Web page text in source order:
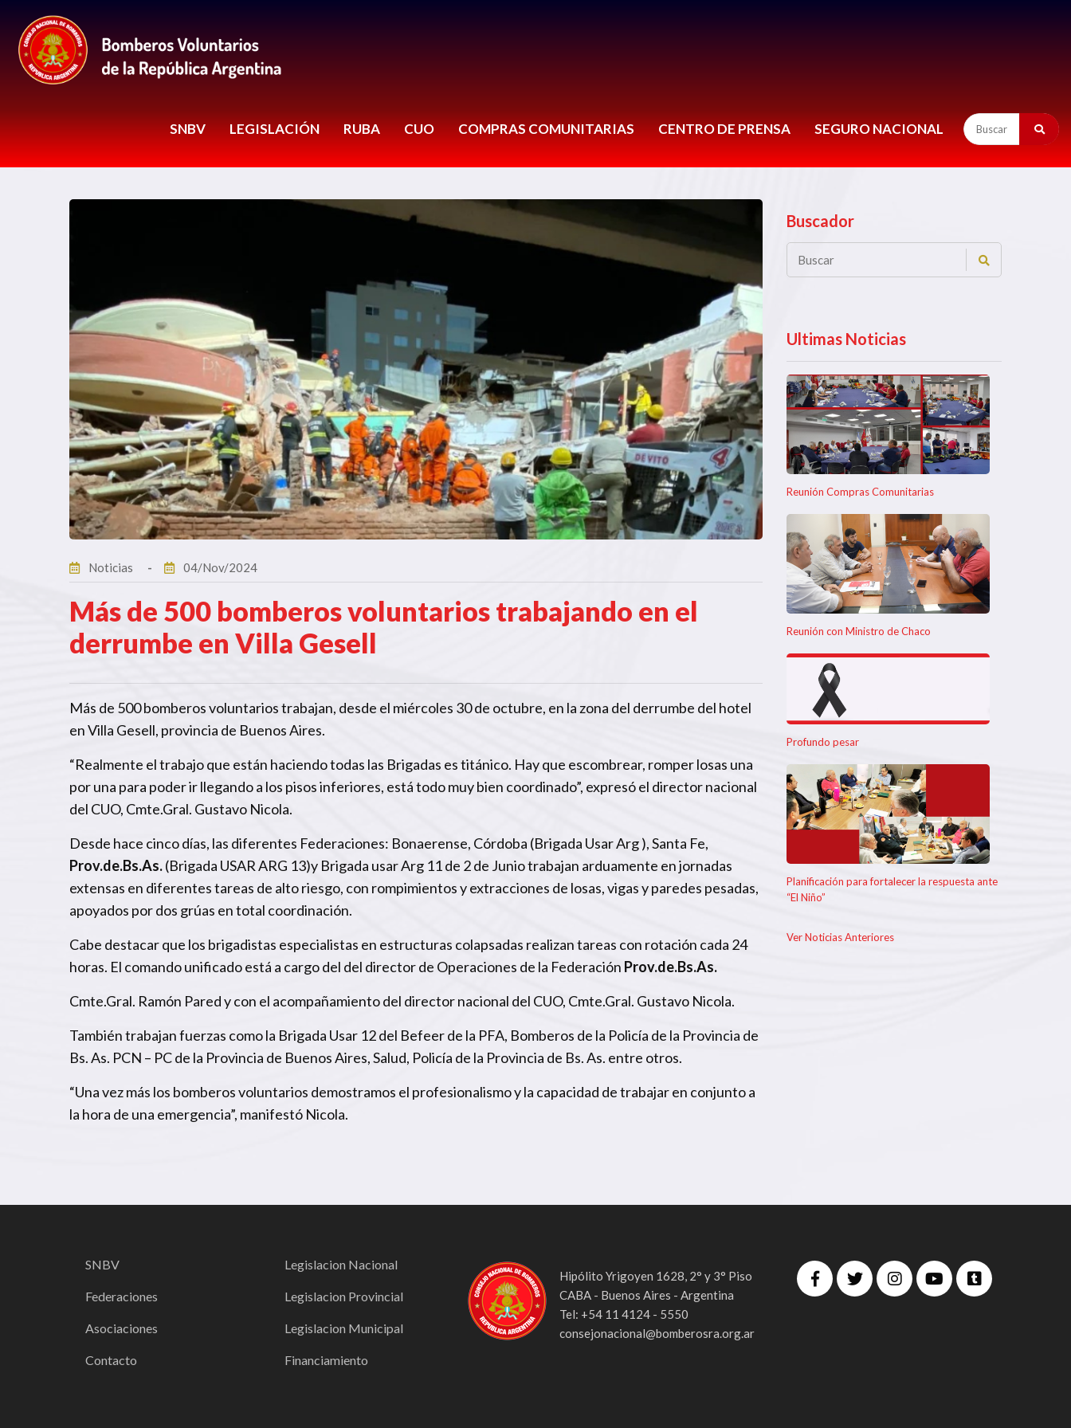
SNBV LEGISLACIÓN RUBA CUO COMPRAS COMUNITARIAS CENTRO DE PRENSA SEGURO NACIONAL
Noticias 04/Nov/2024
Más de 500 bomberos voluntarios trabajando en el
derrumbe en Villa Gesell
Más de 500 bomberos voluntariostrabajan, desde el miércoles 30 de octubre, en la zona del derrumbe del hotel
en Villa Gesell, provincia de Buenos Aires.
“Realmente el trabajo que están haciendo todas las Brigadas es titánico. Hay que escombrear, romper losas una
por una para poder ir llegando a los pisos inferiores, está todo muy bien coordinado”, expresó el director nacional
del CUO, Cmte.Gral. Gustavo Nicola.
Desde hace cinco días, las diferentes Federaciones: Bonaerense, Córdoba (Brigada Usar Arg ), Santa Fe,
Prov.de.Bs.As.(Brigada USAR ARG 13)y Brigada usar Arg 11 de 2 de Junio trabajan arduamente en jornadas
extensas en diferentes tareas de alto riesgo, con rompimientos y extracciones de losas, vigas y paredes pesadas,
apoyados por dos grúas en total coordinación.
Cabe destacar que los brigadistas especialistas en estructuras colapsadas realizan tareas con rotación cada 24
horas. El comando unificado está a cargo del del director de Operaciones de la Federación Prov.de.Bs.As.
Cmte.Gral. Ramón Paredy con el acompañamiento del director nacional del CUO, Cmte.Gral. Gustavo Nicola.
También trabajan fuerzas como la Brigada Usar 12 del Befeer de la PFA, Bomberos de la Policía de la Provincia de
Bs. As. PCN – PC de la Provincia de Buenos Aires, Salud, Policía de la Provincia de Bs. As. entre otros.
“Una vez más los bomberos voluntarios demostramos el profesionalismo y la capacidad de trabajar en conjunto a
la hora de una emergencia”, manifestó Nicola.
Buscador
Ultimas Noticias
Reunión Compras Comunitarias
Reunión con Ministro de Chaco
Profundo pesar
Planificación para fortalecer la respuesta ante
“El Niño”
Ver Noticias Anteriores
SNBV
Federaciones
Asociaciones
Contacto
Legislacion Nacional
Legislacion Provincial
Legislacion Municipal
Financiamiento
Hipólito Yrigoyen 1628, 2° y 3° Piso
CABA - Buenos Aires - Argentina
Tel: +54 11 4124 - 5550
consejonacional@bomberosra.org.ar